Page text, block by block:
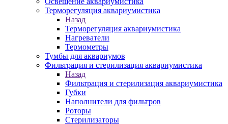
Терморегуляция аквариумистика
Назад
Терморегуляция аквариумистика
Нагреватели
Термометры
Тумбы для аквариумов
Фильтрация и стерилизация аквариумистика
Назад
Фильтрация и стерилизация аквариумистика
Губки
Наполнители для фильтров
Роторы
Стерилизаторы